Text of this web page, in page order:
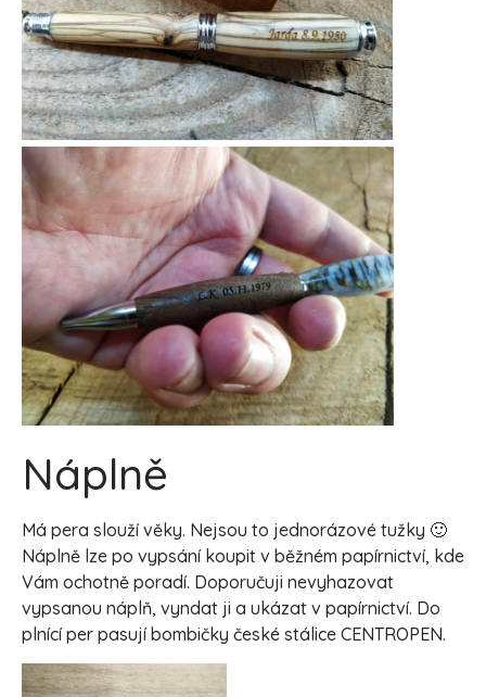
Náplně
Má pera slouží věky. Nejsou to jednorázové tužky 🙂
Náplně lze po vypsání koupit v běžném papírnictví, kde
Vám ochotně poradí. Doporučuji nevyhazovat
vypsanou náplň, vyndat ji a ukázat v papírnictví. Do
plnící per pasují bombičky české stálice CENTROPEN.